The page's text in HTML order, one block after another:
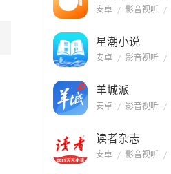
安卓 影音视听
星潮小说
安卓 影音视听
羊城派
安卓 影音视听
读者杂志
安卓 影音视听